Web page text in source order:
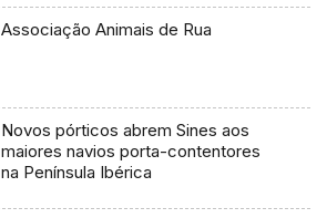
Associação Animais de Rua
Novos pórticos abrem Sines aos
maiores navios porta-contentores
na Península Ibérica